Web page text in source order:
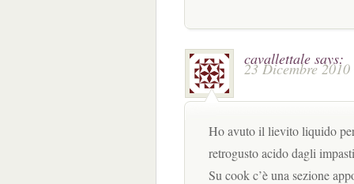
cavallettale says:
23 Dicembre
Ho avuto il lievito liquido
retrogusto acido dagli
Su cook c’è una sezione